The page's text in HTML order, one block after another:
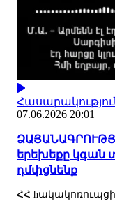
07.06.2026 20:01
երեխեքը կգան
դմփցնենք
ՀՀ